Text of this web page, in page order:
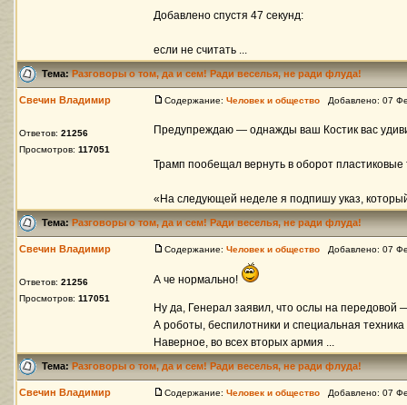
Добавлено спустя 47 секунд:
если не считать ...
Тема:Разговоры о том, да и сем! Ради веселья, не ради флуда!
Свечин Владимир
Ответов: 21256
Просмотров: 117051
Содержание: Человек и общество Добавлено: 07
Предупреждаю — однажды ваш Костик вас
Трамп пообещал вернуть в оборот
«На следующей неделе я подпишу указ,
Тема:Разговоры о том, да и сем! Ради веселья, не ради флуда!
Свечин Владимир
Ответов: 21256
Просмотров: 117051
Содержание: Человек и общество Добавлено: 07
А че нормально!
Ну да, Генерал заявил, что ослы на передовой
А роботы, беспилотники и специальная
Наверное, во всех вторых армия ...
Тема:Разговоры о том, да и сем! Ради веселья, не ради флуда!
Свечин Владимир Содержание: Человек и общество Добавлено: 07